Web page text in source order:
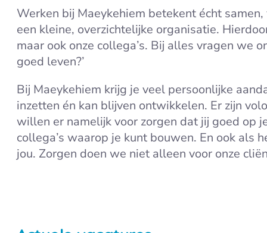
Werken bij Maeykehiem betekent écht
een kleine, overzichtelijke organisatie.
maar ook onze collega’s. Bij alles vragen we
goed leven?’
Bij Maeykehiem krijg je veel persoonlijke
inzetten én kan blijven ontwikkelen. Er zijn
willen er namelijk voor zorgen dat jij goed op
collega’s waarop je kunt bouwen. En ook als
jou. Zorgen doen we niet alleen voor onze